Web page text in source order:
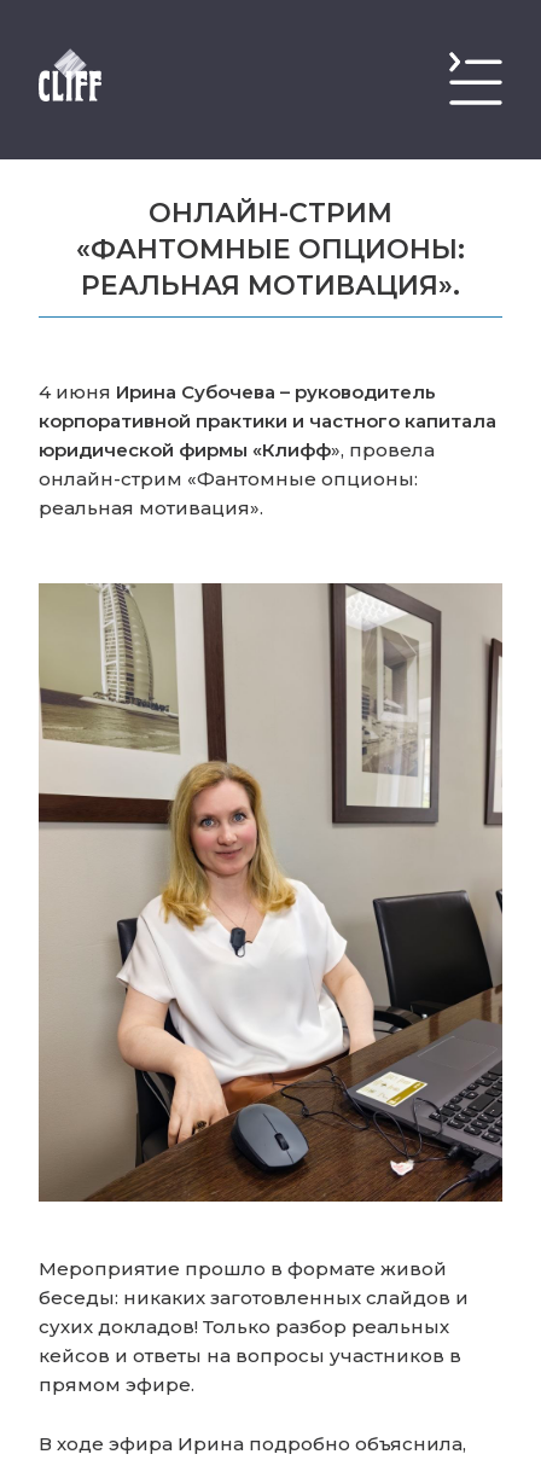
ОНЛАЙН-СТРИМ
«ФАНТОМНЫЕ ОПЦИОНЫ:
РЕАЛЬНАЯ МОТИВАЦИЯ».
4 июня Ирина Субочева – руководитель
корпоративной практики и частного капитала
юридической фирмы «Клифф», провела
онлайн-стрим «Фантомные опционы:
реальная мотивация».
Мероприятие прошло в формате живой
беседы: никаких заготовленных слайдов и
сухих докладов! Только разбор реальных
кейсов и ответы на вопросы участников в
прямом эфире.
В ходе эфира Ирина подробно объяснила,